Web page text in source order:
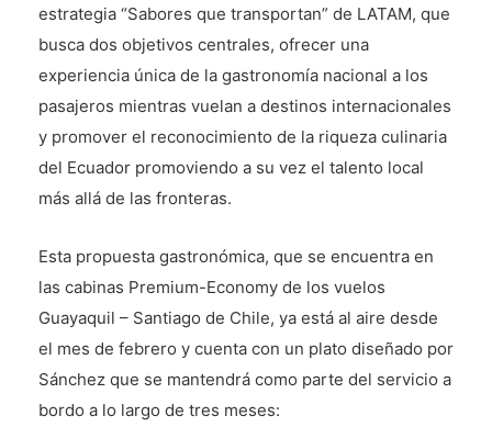
estrategia “Sabores que transportan” de LATAM, que
busca dos objetivos centrales, ofrecer una
experiencia única de la gastronomía nacional a los
pasajeros mientras vuelan a destinos internacionales
y promover el reconocimiento de la riqueza culinaria
del Ecuador promoviendo a su vez el talento local
más allá de las fronteras.
Esta propuesta gastronómica, que se encuentra en
las cabinas Premium-Economy de los vuelos
Guayaquil – Santiago de Chile, ya está al aire desde
el mes de febrero y cuenta con un plato diseñado por
Sánchez que se mantendrá como parte del servicio a
bordo a lo largo de tres meses: